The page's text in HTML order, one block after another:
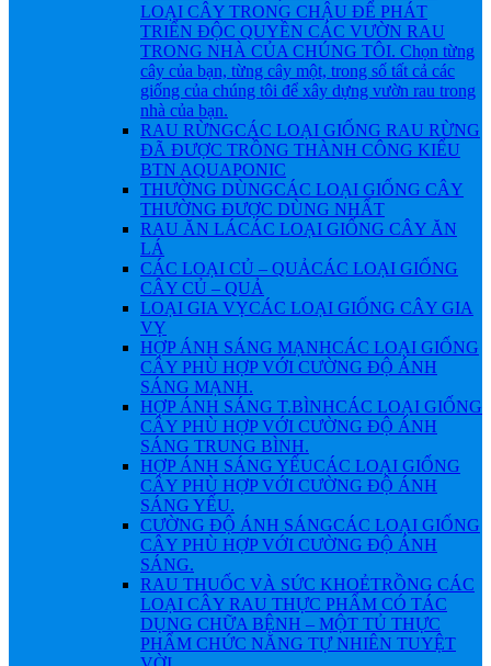
LOẠI CÂY TRONG CHẬU ĐỂ PHÁT
TRIỂN ĐỘC QUYỀN CÁC VƯỜN RAU
TRONG NHÀ CỦA CHÚNG TÔI. Chọn từng
cây của bạn, từng cây một, trong số tất cả các
giống của chúng tôi để xây dựng vườn rau trong
nhà của bạn.
RAU RỪNGCÁC LOẠI GIỐNG RAU RỪNG
ĐÃ ĐƯỢC TRỒNG THÀNH CÔNG KIỂU
BTN AQUAPONIC
THƯỜNG DÙNGCÁC LOẠI GIỐNG CÂY
THƯỜNG ĐƯỢC DÙNG NHẤT
RAU ĂN LÁCÁC LOẠI GIỐNG CÂY ĂN
LÁ
CÁC LOẠI CỦ – QUẢCÁC LOẠI GIỐNG
CÂY CỦ – QUẢ
LOẠI GIA VỴCÁC LOẠI GIỐNG CÂY GIA
VỴ
HỢP ÁNH SÁNG MẠNHCÁC LOẠI GIỐNG
CÂY PHÙ HỢP VỚI CƯỜNG ĐỘ ÁNH
SÁNG MẠNH.
HỢP ÁNH SÁNG T.BÌNHCÁC LOẠI GIỐNG
CÂY PHÙ HỢP VỚI CƯỜNG ĐỘ ÁNH
SÁNG TRUNG BÌNH.
HỢP ÁNH SÁNG YẾUCÁC LOẠI GIỐNG
CÂY PHÙ HỢP VỚI CƯỜNG ĐỘ ÁNH
SÁNG YẾU.
CƯỜNG ĐỘ ÁNH SÁNGCÁC LOẠI GIỐNG
CÂY PHÙ HỢP VỚI CƯỜNG ĐỘ ÁNH
SÁNG.
RAU THUỐC VÀ SỨC KHOẺTRỒNG CÁC
LOẠI CÂY RAU THỰC PHẨM CÓ TÁC
DỤNG CHỮA BỆNH – MỘT TỦ THỰC
PHẨM CHỨC NĂNG TỰ NHIÊN TUYỆT